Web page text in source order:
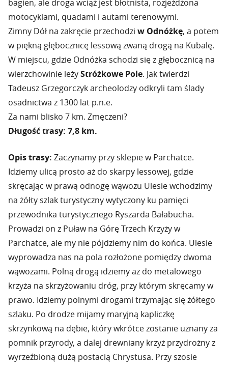
bagien, ale droga wciąż jest błotnista, rozjeżdżona
motocyklami, quadami i autami terenowymi.
Zimny Dół na zakręcie przechodzi w Odnóżkę, a potem
w piękną głębocznicę lessową zwaną drogą na Kubalę.
W miejscu, gdzie Odnóżka schodzi się z głębocznicą na
wierzchowinie leżyStróżkowe Pole. Jak twierdzi
Tadeusz Grzegorczyk archeolodzy odkryli tam ślady
osadnictwa z 1300 lat p.n.e.
Za nami blisko 7 km. Zmęczeni?
Długość trasy: 7,8 km.
Opis trasy: Zaczynamy przy sklepie w Parchatce.
Idziemy ulicą prosto aż do skarpy lessowej, gdzie
skręcając w prawą odnogę wąwozu Ulesie wchodzimy
na żółty szlak turystyczny wytyczony ku pamięci
przewodnika turystycznego Ryszarda Bałabucha.
Prowadzi on z Puław na Górę Trzech Krzyży w
Parchatce, ale my nie pójdziemy nim do końca. Ulesie
wyprowadza nas na pola rozłożone pomiędzy dwoma
wąwozami. Polną drogą idziemy aż do metalowego
krzyża na skrzyżowaniu dróg, przy którym skręcamy w
prawo. Idziemy polnymi drogami trzymając się żółtego
szlaku. Po drodze mijamy maryjną kapliczkę
skrzynkową na dębie, który wkrótce zostanie uznany za
pomnik przyrody, a dalej drewniany krzyż przydrożny z
wyrzeźbioną dużą postacią Chrystusa. Przy szosie